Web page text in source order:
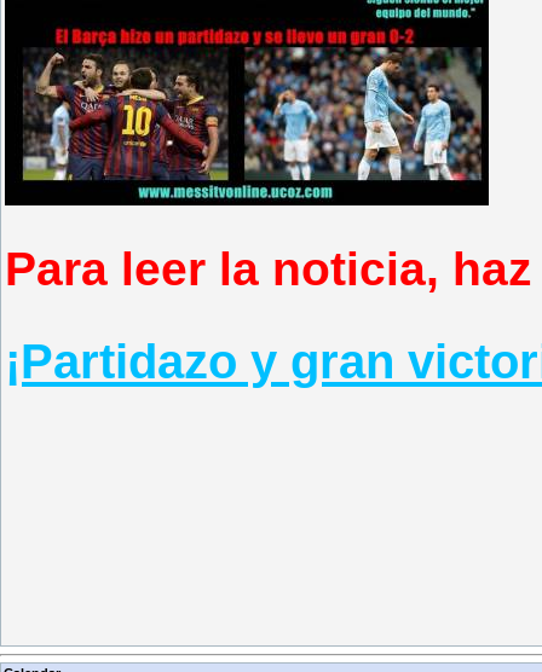
Para leer la noticia,
¡Partidazo y gran